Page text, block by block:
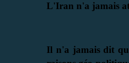
L'Iran n'a jamais
Il n'a jamais dit